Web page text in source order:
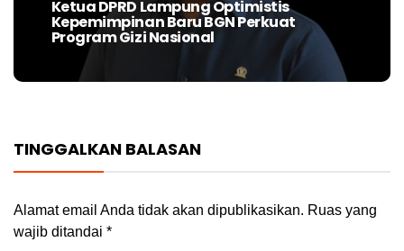
Next
post:
Ketua DPRD Lampung Optimistis
Kepemimpinan Baru BGN Perkuat
Program Gizi Nasional
TINGGALKAN BALASAN
Alamat email Anda tidak akan dipublikasikan. Ruas yang
wajib ditandai *